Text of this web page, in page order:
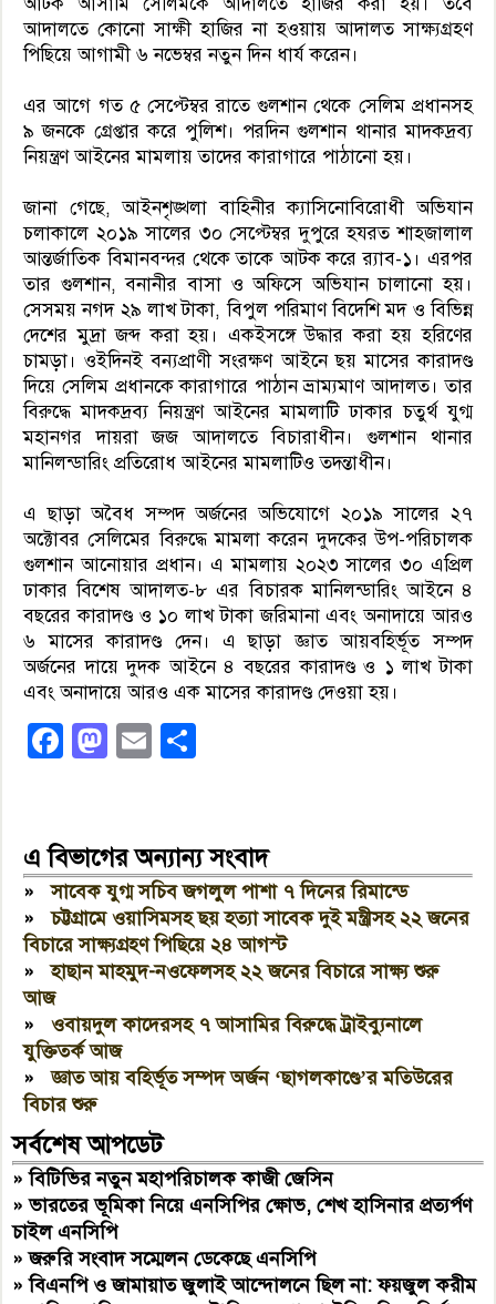
আদালতে কোনো সাক্ষী হাজির না হওয়ায় আদালত সাক্ষ্যগ্রহণ
পিছিয়ে আগামী ৬ নভেম্বর নতুন দিন ধার্য করেন।
এর আগে গত ৫ সেপ্টেম্বর রাতে গুলশান থেকে সেলিম প্রধানসহ
৯ জনকে গ্রেপ্তার করে পুলিশ। পরদিন গুলশান থানার মাদকদ্রব্য
নিয়ন্ত্রণ আইনের মামলায় তাদের কারাগারে পাঠানো হয়।
জানা গেছে, আইনশৃঙ্খলা বাহিনীর ক্যাসিনোবিরোধী অভিযান
চলাকালে ২০১৯ সালের ৩০ সেপ্টেম্বর দুপুরে হযরত শাহজালাল
আন্তর্জাতিক বিমানবন্দর থেকে তাকে আটক করে র‌্যাব-১। এরপর
তার গুলশান, বনানীর বাসা ও অফিসে অভিযান চালানো হয়।
সেসময় নগদ ২৯ লাখ টাকা, বিপুল পরিমাণ বিদেশি মদ ও বিভিন্ন
দেশের মুদ্রা জব্দ করা হয়। একইসঙ্গে উদ্ধার করা হয় হরিণের
চামড়া। ওইদিনই বন্যপ্রাণী সংরক্ষণ আইনে ছয় মাসের কারাদণ্ড
দিয়ে সেলিম প্রধানকে কারাগারে পাঠান ভ্রাম্যমাণ আদালত। তার
বিরুদ্ধে মাদকদ্রব্য নিয়ন্ত্রণ আইনের মামলাটি ঢাকার চতুর্থ যুগ্ম
মহানগর দায়রা জজ আদালতে বিচারাধীন। গুলশান থানার
মানিলন্ডারিং প্রতিরোধ আইনের মামলাটিও তদন্তাধীন।
এ ছাড়া অবৈধ সম্পদ অর্জনের অভিযোগে ২০১৯ সালের ২৭
অক্টোবর সেলিমের বিরুদ্ধে মামলা করেন দুদকের উপ-পরিচালক
গুলশান আনোয়ার প্রধান। এ মামলায় ২০২৩ সালের ৩০ এপ্রিল
ঢাকার বিশেষ আদালত-৮ এর বিচারক মানিলন্ডারিং আইনে ৪
বছরের কারাদণ্ড ও ১০ লাখ টাকা জরিমানা এবং অনাদায়ে আরও
৬ মাসের কারাদণ্ড দেন। এ ছাড়া জ্ঞাত আয়বহির্ভূত সম্পদ
অর্জনের দায়ে দুদক আইনে ৪ বছরের কারাদণ্ড ও ১ লাখ টাকা
এবং অনাদায়ে আরও এক মাসের কারাদণ্ড দেওয়া হয়।
Facebook
Mastodon
Email
এ বিভাগের অন্যান্য সংবাদ
»সাবেক যুগ্ম সচিব জগলুল পাশা ৭ দিনের রিমান্ডে
»চট্টগ্রামে ওয়াসিমসহ ছয় হত্যা সাবেক দুই মন্ত্রীসহ ২২ জনের
বিচারে সাক্ষ্যগ্রহণ পিছিয়ে ২৪ আগস্ট
»হাছান মাহমুদ-নওফেলসহ ২২ জনের বিচারে সাক্ষ্য শুরু
আজ
»ওবায়দুল কাদেরসহ ৭ আসামির বিরুদ্ধে ট্রাইব্যুনালে
যুক্তিতর্ক আজ
»জ্ঞাত আয় বহির্ভূত সম্পদ অর্জন ‘ছাগলকাণ্ডে’র মতিউরের
বিচার শুরু
সর্বশেষ আপডেট
»বিটিভির নতুন মহাপরিচালক কাজী জেসিন
»ভারতের ভূমিকা নিয়ে এনসিপির ক্ষোভ, শেখ হাসিনার প্রত্যর্পণ
চাইল এনসিপি
»জরুরি সংবাদ সম্মেলন ডেকেছে এনসিপি
»বিএনপি ও জামায়াত জুলাই আন্দোলনে ছিল না: ফয়জুল করীম